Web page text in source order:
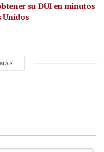
su DUI en minutos
Unidos